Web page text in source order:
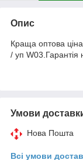
Опис
Краща оптова
/ уп W03.Гарантія
Умови
Нова Пошта
Всі умови